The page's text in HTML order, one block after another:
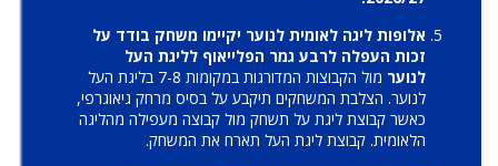
אלופות ליגה לאומית לנוער יקיימו משחק בודד על
זכות העפלה לרבע גמר הפלייאוף לליגת העל
לנוער
מול הקבוצות המדורגות במקומות 7-8 בליגת העל
לנוער. הצלבת המשחקים תיקבע על בסיס מרחק גיאוגרפי,
כאשר קבוצת ליגת על תשחק מול קבוצה מעפילה מהליגה
הלאומית. קבוצת ליגת העל תארח את המשחק.